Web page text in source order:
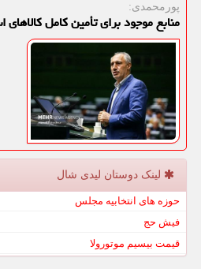
پورمحمدی:
منابع موجود برای تأمین کامل
لینک دوستان لیدی شال
حوزه های انتخابیه مجلس
فیش حج
قیمت بیسیم موتورولا